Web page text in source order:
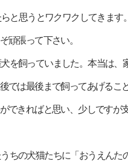
と思うとワクワクしてきま
頑張って下さい。
を飼っていました。本当は
では最後まで飼ってあげる
できればと思い、少しですが
ちの犬猫たちに「おうえんた